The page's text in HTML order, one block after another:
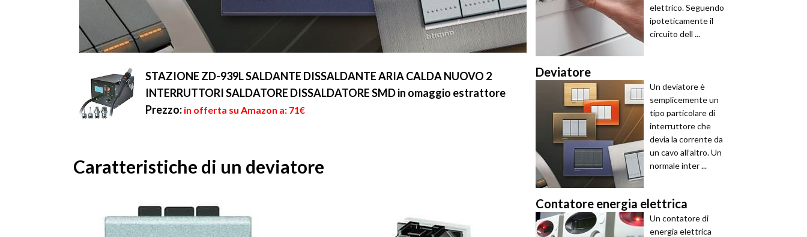
STAZIONE ZD-939L SALDANTE DISSALDANTE ARIA CALDA NUOVO 2
INTERRUTTORI SALDATORE DISSALDATORE SMD in omaggio estrattore
Prezzo: in offerta su Amazon a: 71€
Caratteristiche di un deviatore
elettrico. Seguendo
ipoteticamente il
circuito dell ...
Deviatore
Un deviatore è
semplicemente un
tipo particolare di
interruttore che
devia la corrente da
un cavo all’altro. Un
normale inter ...
Contatore energia elettrica
Un contatore di
energia elettrica